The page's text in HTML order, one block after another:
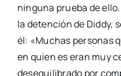
ninguna prueba de
la detención de Diddy,
él: «Muchas personas
en quien es eran muy
desequilibrado por